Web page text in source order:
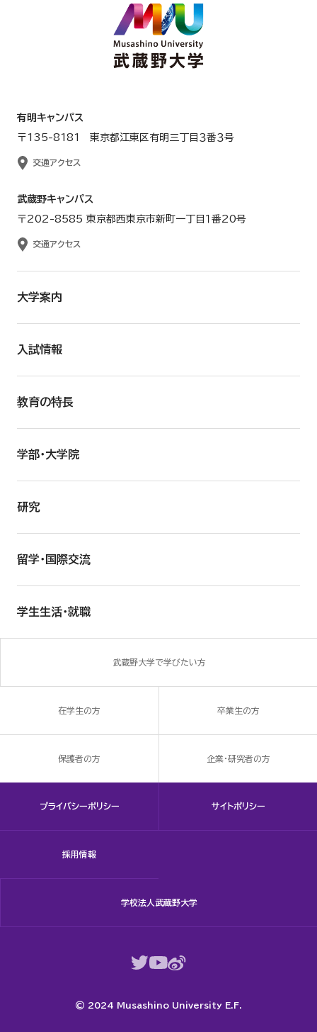
有明キャンパス
〒135-8181 東京都江東区有明三丁目３番３号
交通アクセス
武蔵野キャンパス
〒202-8585 東京都西東京市新町一丁目１番20号
交通アクセス
大学案内
入試情報
教育の特長
学部・大学院
研究
留学・国際交流
学生生活・就職
武蔵野大学で学びたい方
在学生の方 卒業生の方
保護者の方 企業・研究者の方
プライバシーポリシー サイトポリシー
採用情報
学校法人武蔵野大学
© 2024 Musashino University E.F.